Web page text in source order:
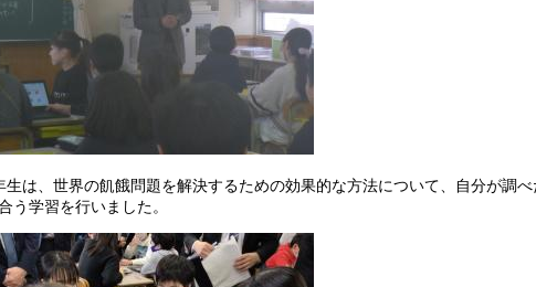
生は、世界の飢餓問題を解決するための効果的な方法について、自分が調
う学習を行いました。